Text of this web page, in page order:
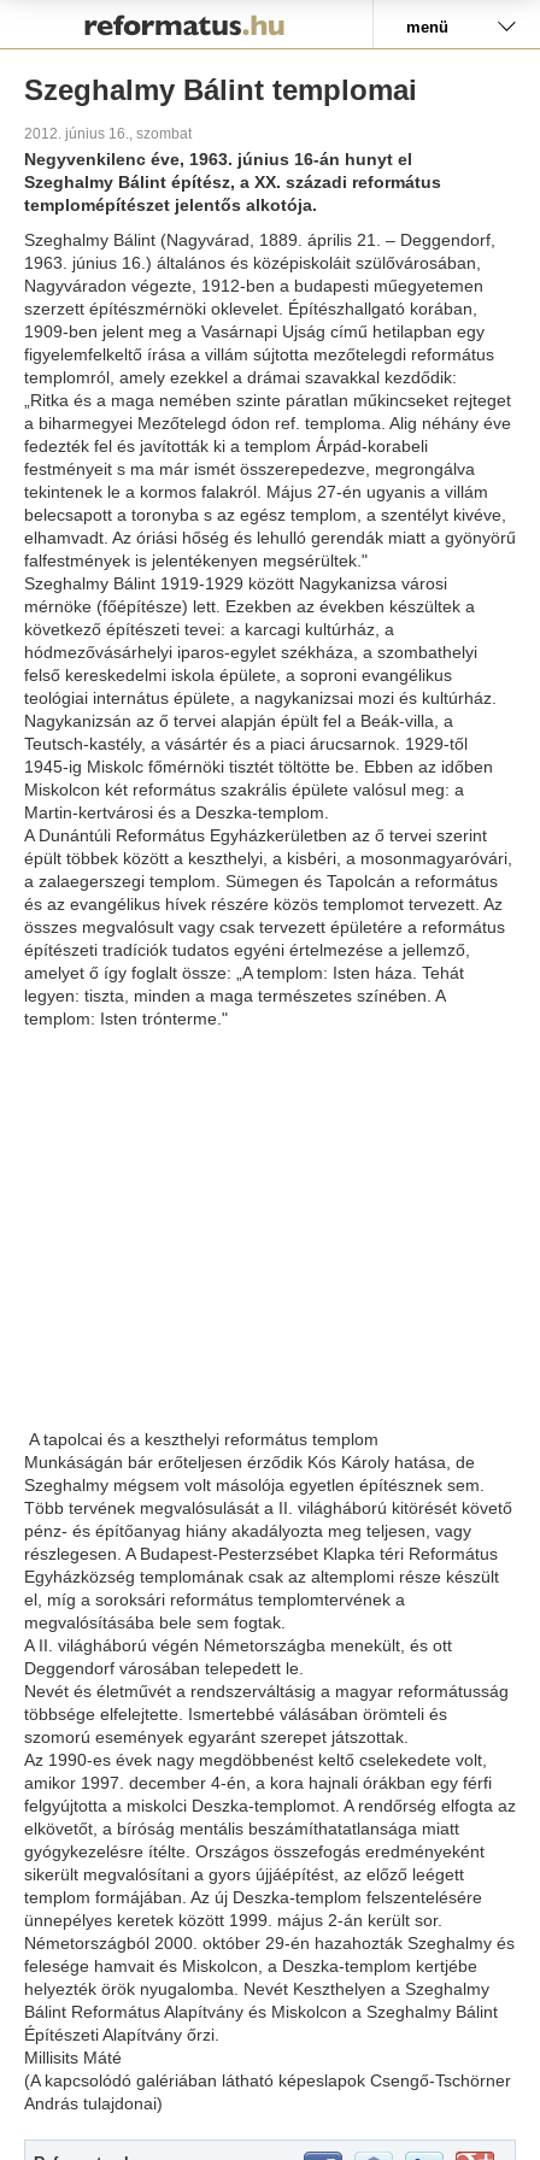
menü
Szeghalmy Bálint templomai
2012. június 16., szombat
Negyvenkilenc éve, 1963. június 16-án hunyt el
Szeghalmy Bálint építész, a XX. századi református
templomépítészet jelentős alkotója.
Szeghalmy Bálint (Nagyvárad, 1889. április 21. – Deggendorf,
1963. június 16.) általános és középiskoláit szülővárosában,
Nagyváradon végezte, 1912-ben a budapesti műegyetemen
szerzett építészmérnöki oklevelet. Építészhallgató korában,
1909-ben jelent meg a Vasárnapi Ujság című hetilapban egy
figyelemfelkeltő írása a villám sújtotta mezőtelegdi református
templomról, amely ezekkel a drámai szavakkal kezdődik:
„Ritka és a maga nemében szinte páratlan műkincseket rejteget
a biharmegyei Mezőtelegd ódon ref. temploma. Alig néhány éve
fedezték fel és javították ki a templom Árpád-korabeli
festményeit s ma már ismét összerepedezve, megrongálva
tekintenek le a kormos falakról. Május 27-én ugyanis a villám
belecsapott a toronyba s az egész templom, a szentélyt kivéve,
elhamvadt. Az óriási hőség és lehulló gerendák miatt a gyönyörű
falfestmények is jelentékenyen megsérültek."
Szeghalmy Bálint 1919-1929 között Nagykanizsa városi
mérnöke (főépítésze) lett. Ezekben az években készültek a
következő építészeti tevei: a karcagi kultúrház, a
hódmezővásárhelyi iparos-egylet székháza, a szombathelyi
felső kereskedelmi iskola épülete, a soproni evangélikus
teológiai internátus épülete, a nagykanizsai mozi és kultúrház.
Nagykanizsán az ő tervei alapján épült fel a Beák-villa, a
Teutsch-kastély, a vásártér és a piaci árucsarnok. 1929-től
1945-ig Miskolc főmérnöki tisztét töltötte be. Ebben az időben
Miskolcon két református szakrális épülete valósul meg: a
Martin-kertvárosi és a Deszka-templom.
A Dunántúli Református Egyházkerületben az ő tervei szerint
épült többek között a keszthelyi, a kisbéri, a mosonmagyaróvári,
a zalaegerszegi templom. Sümegen és Tapolcán a református
és az evangélikus hívek részére közös templomot tervezett. Az
összes megvalósult vagy csak tervezett épületére a református
építészeti tradíciók tudatos egyéni értelmezése a jellemző,
amelyet ő így foglalt össze: „A templom: Isten háza. Tehát
legyen: tiszta, minden a maga természetes színében. A
templom: Isten trónterme."
A tapolcai és a keszthelyi református templom
Munkáságán bár erőteljesen érződik Kós Károly hatása, de
Szeghalmy mégsem volt másolója egyetlen építésznek sem.
Több tervének megvalósulását a II. világháború kitörését követő
pénz- és építőanyag hiány akadályozta meg teljesen, vagy
részlegesen. A Budapest-Pesterzsébet Klapka téri Református
Egyházközség templomának csak az altemplomi része készült
el, míg a soroksári református templomtervének a
megvalósításába bele sem fogtak.
A II. világháború végén Németországba menekült, és ott
Deggendorf városában telepedett le.
Nevét és életművét a rendszerváltásig a magyar reformátusság
többsége elfelejtette. Ismertebbé válásában örömteli és
szomorú események egyaránt szerepet játszottak.
Az 1990-es évek nagy megdöbbenést keltő cselekedete volt,
amikor 1997. december 4-én, a kora hajnali órákban egy férfi
felgyújtotta a miskolci Deszka-templomot. A rendőrség elfogta az
elkövetőt, a bíróság mentális beszámíthatatlansága miatt
gyógykezelésre ítélte. Országos összefogás eredményeként
sikerült megvalósítani a gyors újjáépítést, az előző leégett
templom formájában. Az új Deszka-templom felszentelésére
ünnepélyes keretek között 1999. május 2-án került sor.
Németországból 2000. október 29-én hazahozták Szeghalmy és
felesége hamvait és Miskolcon, a Deszka-templom kertjébe
helyezték örök nyugalomba. Nevét Keszthelyen a Szeghalmy
Bálint Református Alapítvány és Miskolcon a Szeghalmy Bálint
Építészeti Alapítvány őrzi.
Millisits Máté
(A kapcsolódó galériában látható képeslapok Csengő-Tschörner
András tulajdonai)